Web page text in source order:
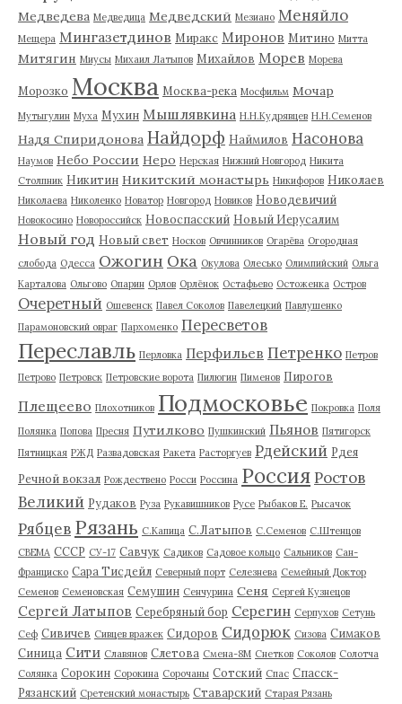
Медведева Медведица Медведский Мезиано Меняйло
Мещера Мингазетдинов Миракс Миронов Митино Митта
Митягин Миусы Михаил Латыпов Михайлов Морев Морева
Морозко Москва Москва-река Мосфильм Мочар
Мутыгулин Муха Мухин Мышлявкина Н.Н.Кудрявцев Н.Н.Семенов
Надя Спиридонова Найдорф Наймилов Насонова
Наумов Небо России Неро Нерская Нижний Новгород Никита
Столпник Никитин Никитский монастырь Никифоров Николаев
Николаева Николенко Новатор Новгород Новиков Новодевичий
Новокосино Новороссийск Новоспасский Новый Иерусалим
Новый год Новый свет Носков Овчинников Огарёва Огородная
слобода Одесса Ожогин Ока Окулова Олесько Олимпийский Ольга
Карталова Ольгово Опарин Орлов Орлёнок Остафьево Остоженка Остров
Очеретный Ошевенск Павел Соколов Павелецкий Павлушенко
Парамоновский овраг Пархоменко Пересветов
Переславль Перловка Перфильев Петренко Петров
Петрово Петровск Петровские ворота Пилюгин Пименов Пирогов
Плещеево Плохотников Подмосковье Покровка Поля
Полянка Попова Пресня Путилково Пушкинский Пьянов Пятигорск
Пятницкая РЖД Развадовская Ракета Расторгуев Рдейский Рдея
Речной вокзал Рождествено Росси Россина Россия Ростов
Великий Рудаков Руза Рукавишников Русе Рыбаков Е. Рысачок
Рябцев Рязань С.Капица С.Латыпов С.Семенов С.Штенцов
СВЕМА СССР СУ-17 Савчук Садиков Садовое кольцо Сальников Сан-
Франциско Сара Тисдейл Северный порт Селезнева Семейный Доктор
Семенов Семеновская Семушин Сенчурина Сеня Сергей Кузнецов
Сергей Латыпов Серебряный бор Серегин Серпухов Сетунь
Сеф Сивичев Сивцев вражек Сидоров Сидорюк Сизова Симаков
Синица Сити Славянов Слетова Смена-8М Снетков Соколов Солотча
Солянка Сорокин Сорокина Сорочаны Сотский Спас Спасск-
Рязанский Сретенский монастырь Ставарский Старая Рязань